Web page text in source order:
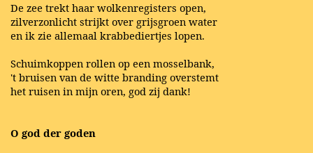
De zee trekt haar wolkenregisters open,
zilverzonlicht strijkt over grijsgroen water
en ik zie allemaal krabbediertjes lopen.
Schuimkoppen rollen op een mosselbank,
't bruisen van de witte branding overstemt
het ruisen in mijn oren, god zij dank!
O god der goden